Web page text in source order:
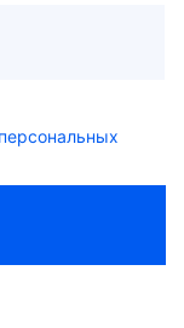
персональных